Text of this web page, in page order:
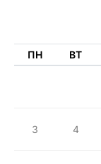
ПН ВТ
3 4